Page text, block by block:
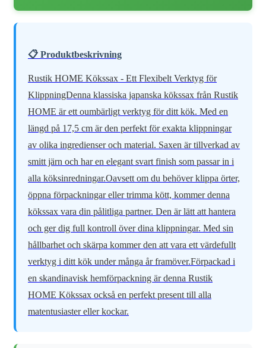
📋 Produktbeskrivning
Rustik HOME Kökssax - Ett Flexibelt Verktyg för
KlippningDenna klassiska japanska kökssax från Rustik
HOME är ett oumbärligt verktyg för ditt kök. Med en
längd på 17,5 cm är den perfekt för exakta klippningar
av olika ingredienser och material. Saxen är tillverkad av
smitt järn och har en elegant svart finish som passar in i
alla köksinredningar.Oavsett om du behöver klippa örter,
öppna förpackningar eller trimma kött, kommer denna
kökssax vara din pålitliga partner. Den är lätt att hantera
och ger dig full kontroll över dina klippningar. Med sin
hållbarhet och skärpa kommer den att vara ett värdefullt
verktyg i ditt kök under många år framöver.Förpackad i
en skandinavisk hemförpackning är denna Rustik
HOME Kökssax också en perfekt present till alla
matentusiaster eller kockar.